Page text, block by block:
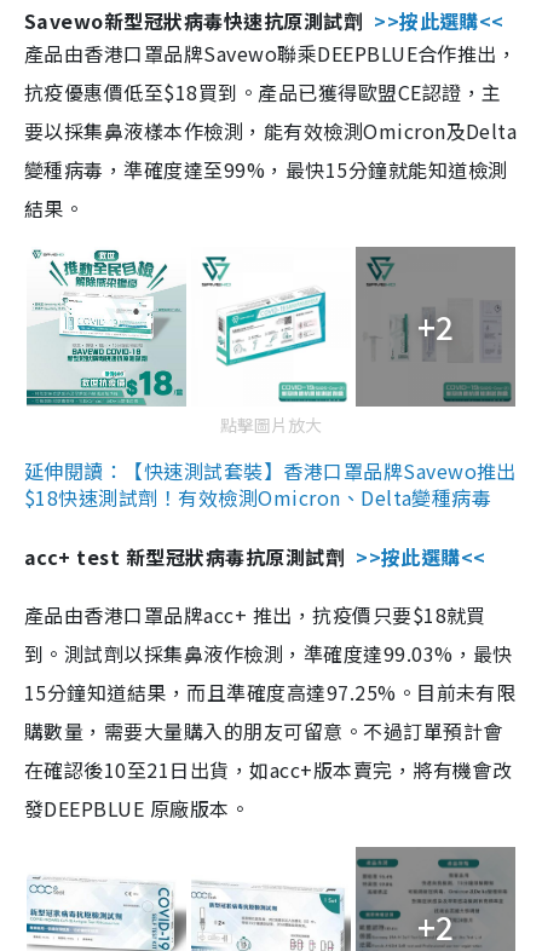
Savewo新型冠狀病毒快速抗原測試劑 >>按此選購<<
產品由香港口罩品牌Savewo聯乘DEEPBLUE合作推出，
抗疫優惠價低至$18買到。產品已獲得歐盟CE認證，主
要以採集鼻液樣本作檢測，能有效檢測Omicron及Delta
變種病毒，準確度達至99%，最快15分鐘就能知道檢測
結果。
+2
點擊圖片放大
延伸閱讀：【快速測試套裝】香港口罩品牌Savewo推出
$18快速測試劑！有效檢測Omicron、Delta變種病毒
acc+ test 新型冠狀病毒抗原測試劑 >>按此選購<<
產品由香港口罩品牌acc+ 推出，抗疫價只要$18就買
到。測試劑以採集鼻液作檢測，準確度達99.03%，最快
15分鐘知道結果，而且準確度高達97.25%。目前未有限
購數量，需要大量購入的朋友可留意。不過訂單預計會
在確認後10至21日出貨，如acc+版本賣完，將有機會改
發DEEPBLUE 原廠版本。
+2